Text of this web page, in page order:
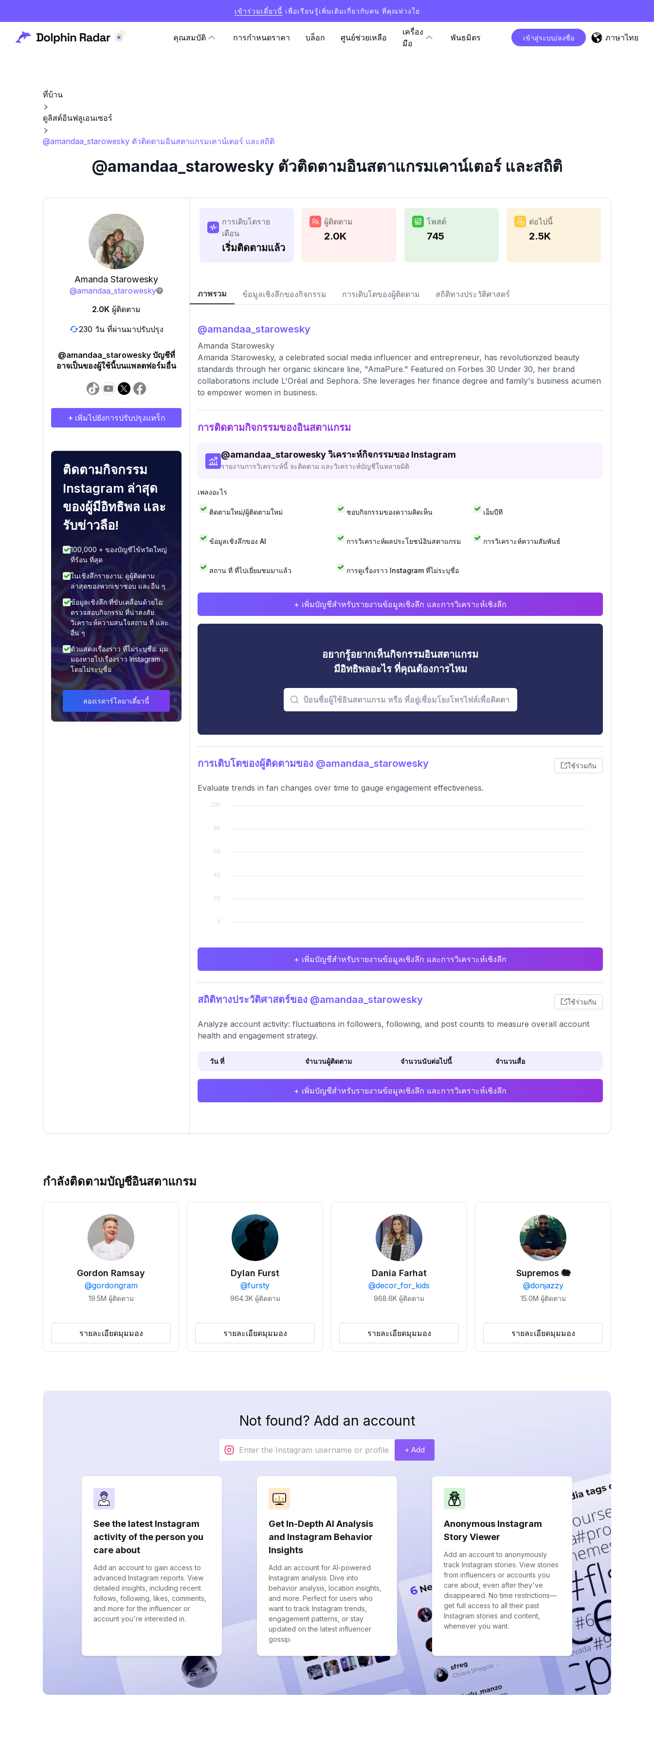
เข้าร่วมเดี๋ยวนี้ เพื่อเรียนรู้เพิ่มเติมเกี่ยวกับคน ที่คุณห่วงใย
คุณสมบัติ การกำหนดราคา บล็อก ศูนย์ช่วยเหลือ
เครื่อง
มือ
พันธมิตร เข้าสู่ระบบ/ลงชื่อ ภาษาไทย
ที่บ้าน
ดูลิสต์อินฟลูเอนเซอร์
@amandaa_starowesky ตัวติดตามอินสตาแกรมเคาน์เตอร์ และสถิติ
@amandaa_starowesky ตัวติดตามอินสตาแกรมเคาน์เตอร์ และสถิติ
Amanda Starowesky
@amandaa_starowesky
2.0K ผู้ติดตาม
230 วัน ที่ผ่านมาปรับปรุง
@amandaa_starowesky บัญชีที่
อาจเป็นของผู้ใช้นี้บนแพลตฟอร์มอื่น
+ เพิ่มไปยังการปรับปรุงแทร็ก
ติดตามกิจกรรม
Instagram ล่าสุด
ของผู้มีอิทธิพล และ
รับข่าวลือ!
100,000 + ของบัญชีไข้หวัดใหญ่
ที่ร้อน ที่สุด
ในเชิงลึกรายงาน: ดูผู้ติดตาม
ล่าสุดของพวกเขาชอบ และอื่น ๆ
ข้อมูลเชิงลึก ที่ขับเคลื่อนด้วยไอ:
ตรวจสอบกิจกรรม ที่น่าสงสัย
วิเคราะห์ความสนใจสถาน ที่ และ
อื่น ๆ
ตัวแสดงเรื่องราว ที่ไม่ระบุชื่อ: มุม
มองหายไปเรื่องราว Instagram
โดยไม่ระบุชื่อ
ลองเรดาร์โลมาเดี๋ยวนี้
การเติบโตราย
เดือน
เริ่มติดตามแล้ว
ผู้ติดตาม
2.0K
โพสต์
745
ต่อไปนี้
2.5K
ภาพรวม ข้อมูลเชิงลึกของกิจกรรม การเติบโตของผู้ติดตาม สถิติทางประวัติศาสตร์
@amandaa_starowesky
Amanda Starowesky
Amanda Starowesky, a celebrated social media influencer and entrepreneur, has revolutionized beauty
standards through her organic skincare line, "AmaPure." Featured on Forbes 30 Under 30, her brand
collaborations include L'Oréal and Sephora. She leverages her finance degree and family's business acumen
to empower women in business.
การติดตามกิจกรรมของอินสตาแกรม
@amandaa_staroweskyวิเคราะห์กิจกรรมของ Instagram
รายงานการวิเคราะห์นี้ จะติดตาม และวิเคราะห์บัญชีในหลายมิติ
เพลงอะไร
ติดตามใหม่/ผู้ติดตามใหม่ ชอบกิจกรรมของความคิดเห็น เอ็มบีที
ข้อมูลเชิงลึกของ AI การวิเคราะห์ผลประโยชน์อินสตาแกรม การวิเคราะห์ความสัมพันธ์
สถาน ที่ ที่ไปเยี่ยมชมมาแล้ว การดูเรื่องราว Instagram ที่ไม่ระบุชื่อ
+ เพิ่มบัญชีสำหรับรายงานข้อมูลเชิงลึก และการวิเคราะห์เชิงลึก
อยากรู้อยากเห็นกิจกรรมอินสตาแกรม
มีอิทธิพลอะไร ที่คุณต้องการไหม
การเติบโตของผู้ติดตามของ @amandaa_starowesky ใช้ร่วมกัน
Evaluate trends in fan changes over time to gauge engagement effectiveness.
+ เพิ่มบัญชีสำหรับรายงานข้อมูลเชิงลึก และการวิเคราะห์เชิงลึก
สถิติทางประวัติศาสตร์ของ @amandaa_starowesky ใช้ร่วมกัน
Analyze account activity: fluctuations in followers, following, and post counts to measure overall account
health and engagement strategy.
วัน ที่ จำนวนผู้ติดตาม จำนวนนับต่อไปนี้ จำนวนสื่อ
+ เพิ่มบัญชีสำหรับรายงานข้อมูลเชิงลึก และการวิเคราะห์เชิงลึก
กำลังติดตามบัญชีอินสตาแกรม
Gordon Ramsay
@gordongram
19.5M ผู้ติดตาม
รายละเอียดมุมมอง
Dylan Furst
@fursty
964.3K ผู้ติดตาม
รายละเอียดมุมมอง
Dania Farhat
@decor_for_kids
968.6K ผู้ติดตาม
รายละเอียดมุมมอง
Supremos 🐘
@donjazzy
15.0M ผู้ติดตาม
รายละเอียดมุมมอง
Not found? Add an account
+ Add
See the latest Instagram
activity of the person you
care about
Add an account to gain access to
advanced Instagram reports. View
detailed insights, including recent
follows, following, likes, comments,
and more for the influencer or
account you're interested in.
Get In-Depth AI Analysis
and Instagram Behavior
Insights
Add an account for AI-powered
Instagram analysis. Dive into
behavior analysis, location insights,
and more. Perfect for users who
want to track Instagram trends,
engagement patterns, or stay
updated on the latest influencer
gossip.
Anonymous Instagram
Story Viewer
Add an account to anonymously
track Instagram stories. View stories
from influencers or accounts you
care about, even after they've
disappeared. No time restrictions—
get full access to all their past
Instagram stories and content,
whenever you want.